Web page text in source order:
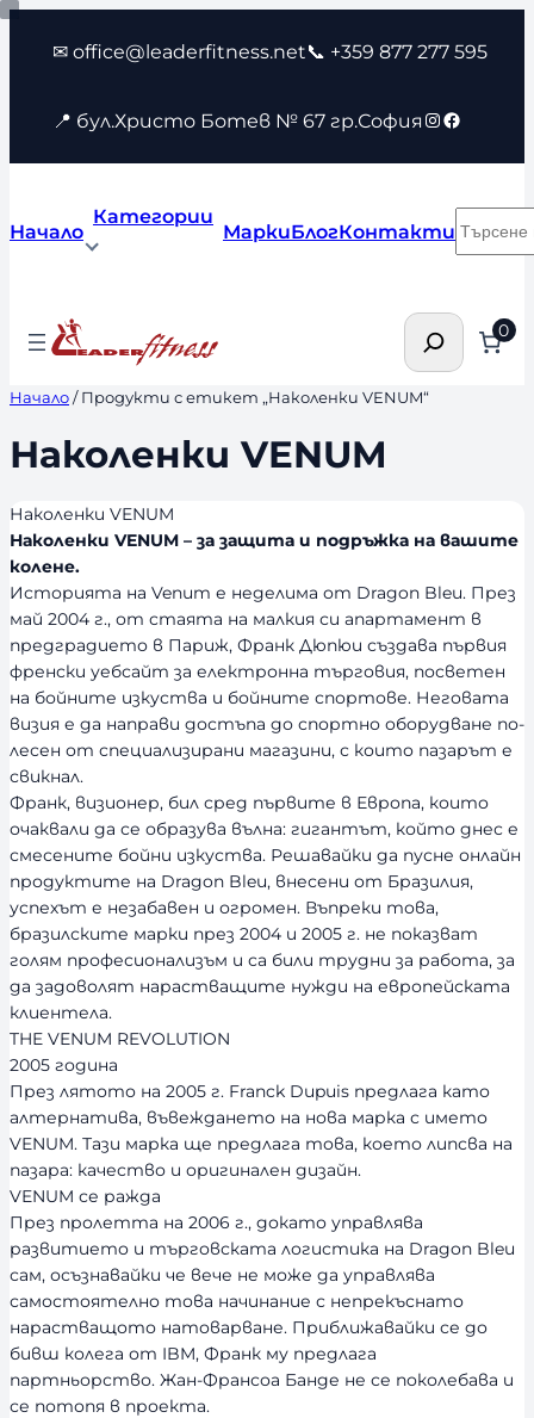
Към
съдържанието
✉ office@leaderfitness.net📞 +359 877 277 595
📍 бул.Христо Ботев № 67 гр.София Instagram
Facebook
Начало
Категории
МаркиБлогКонтакти
Търсене 0
Начало/ Продукти с етикет „Наколенки VENUM“
Наколенки VENUM
Наколенки VENUM
Наколенки VENUM – за защита и подръжка на вашите
колене.
Историята на Venum е неделима от Dragon Bleu. През
май 2004 г., от стаята на малкия си апартамент в
предградието в Париж, Франк Дюпюи създава първия
френски уебсайт за електронна търговия, посветен
на бойните изкуства и бойните спортове. Неговата
визия е да направи достъпа до спортно оборудване по-
лесен от специализирани магазини, с които пазарът е
свикнал.
Франк, визионер, бил сред първите в Европа, които
очаквали да се образува вълна: гигантът, който днес е
смесените бойни изкуства. Решавайки да пусне онлайн
продуктите на Dragon Bleu, внесени от Бразилия,
успехът е незабавен и огромен. Въпреки това,
бразилските марки през 2004 и 2005 г. не показват
голям професионализъм и са били трудни за работа, за
да задоволят нарастващите нужди на европейската
клиентела.
THE VENUM REVOLUTION
2005 година
През лятото на 2005 г. Franck Dupuis предлага като
алтернатива, въвеждането на нова марка с името
VENUM. Тази марка ще предлага това, което липсва на
пазара: качество и оригинален дизайн.
VENUM се ражда
През пролетта на 2006 г., докато управлява
развитието и търговската логистика на Dragon Bleu
сам, осъзнавайки че вече не може да управлява
самостоятелно това начинание с непрекъснато
нарастващото натоварване. Приближавайки се до
бивш колега от IBM, Франк му предлага
партньорство. Жан-Франсоа Банде не се поколебава и
се потопя в проекта.